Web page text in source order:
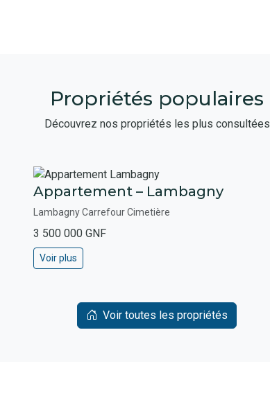
Propriétés populaires
Découvrez nos propriétés les plus consultées
Appartement – Lambagny
Lambagny Carrefour Cimetière
3 500 000 GNF
Voir plus
Voir toutes les propriétés